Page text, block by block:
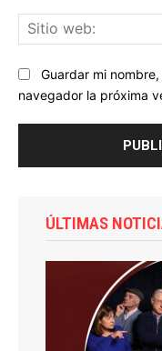
Guardar mi
navegador la próxima
ÚLTIMAS